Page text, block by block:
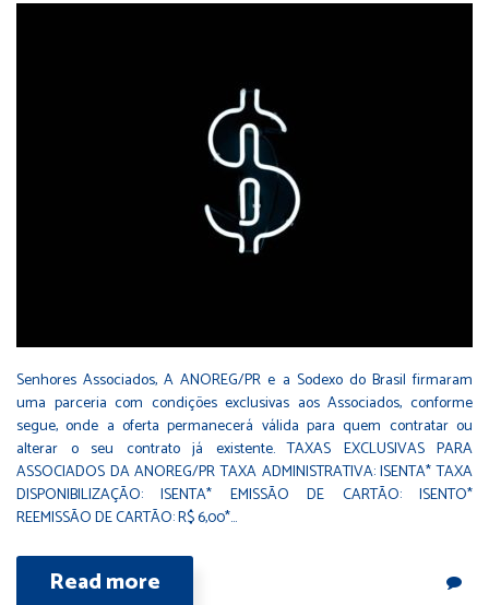
Senhores Associados, A ANOREG/PR e a Sodexo do Brasil firmaram
uma parceria com condições exclusivas aos Associados, conforme
segue, onde a oferta permanecerá válida para quem contratar ou
alterar o seu contrato já existente. TAXAS EXCLUSIVAS PARA
ASSOCIADOS DA ANOREG/PR TAXA ADMINISTRATIVA: ISENTA* TAXA
DISPONIBILIZAÇÃO: ISENTA* EMISSÃO DE CARTÃO: ISENTO*
REEMISSÃO DE CARTÃO: R$ 6,00*…
Read more